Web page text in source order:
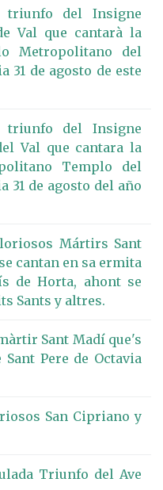
triunfo del Insigne
Val que cantarà la
Metropolitano del
31 de agosto de este
triunfo del Insigne
Val que cantara la
Templo del
31 de agosto del año
Mártirs Sant
cantan en sa ermita
de Horta, ahont se
Sants y altres.
Sant Madí que's
Pere de Octavia
San Cipriano y
Triunfo del Ave